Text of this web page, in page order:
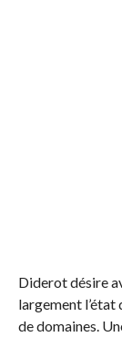
Diderot désire
largement l’état
de domaines.